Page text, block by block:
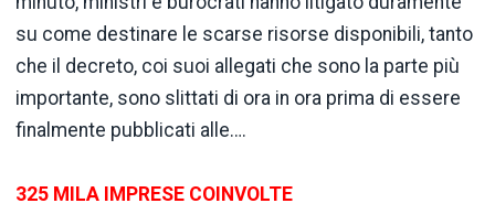
su come destinare le scarse risorse disponibili, tanto
che il decreto, coi suoi allegati che sono la parte più
importante, sono slittati di ora in ora prima di essere
finalmente pubblicati alle….
325 MILA IMPRESE COINVOLTE